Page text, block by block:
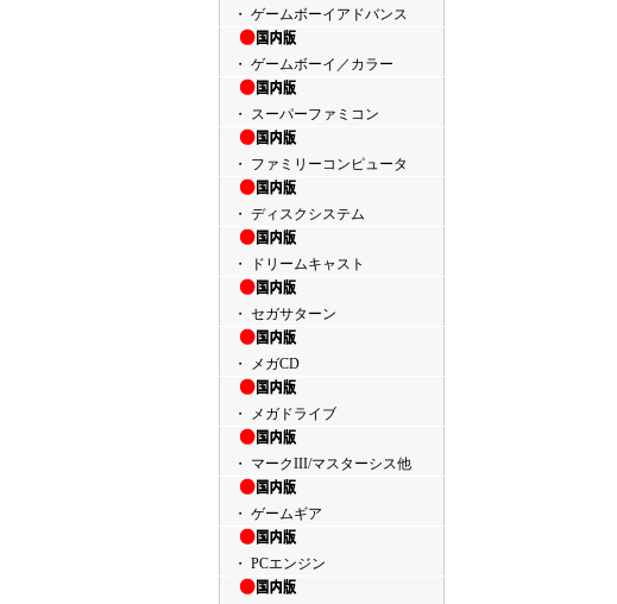
・ ゲームボーイアドバンス
・ ゲームボーイ／カラー
・ スーパーファミコン
・ ファミリーコンピュータ
・ ディスクシステム
・ ドリームキャスト
・ セガサターン
・ メガCD
・ メガドライブ
・ マークIII/マスターシス他
・ ゲームギア
・ PCエンジン